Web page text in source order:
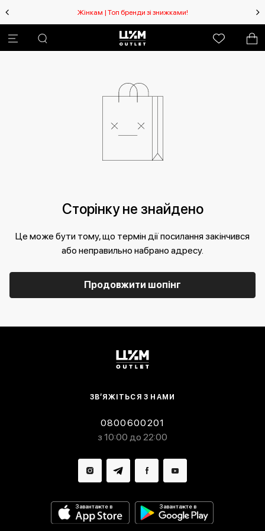
Жінкам | Топ бренди зі знижками!
Сторінку не знайдено
Це може бути тому, що термін дії посилання закінчився
або неправильно набрано адресу.
Продовжити шопінг
ЗВ’ЯЖІТЬСЯ З НАМИ
0800600201
з 10:00 до 22:00
Завантажте в Завантажте в